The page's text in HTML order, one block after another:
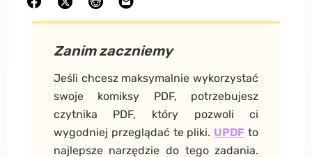
Zanim zaczniemy
Jeśli chcesz maksymalnie wykorzystać
swoje komiksy PDF, potrzebujesz
czytnika PDF, który pozwoli ci
wygodniej przeglądać te pliki. UPDF to
najlepsze narzędzie do tego zadania.